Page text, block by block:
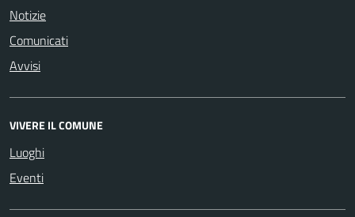
Notizie
Comunicati
Avvisi
VIVERE IL COMUNE
Luoghi
Eventi